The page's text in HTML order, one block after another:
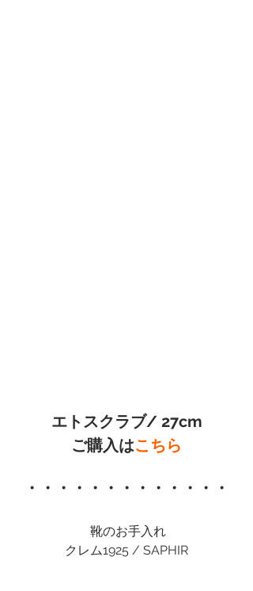
エトスクラブ/ 27cm
ご購入はこちら
・・・・・・・・・・・・・
靴のお手入れ
クレム1925 / SAPHIR